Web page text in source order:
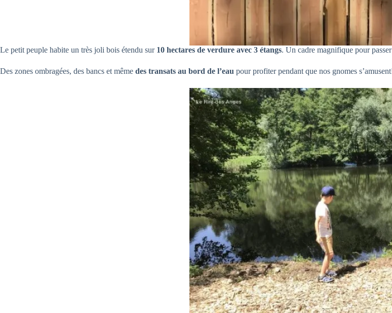
Le petit peuple habite un très joli bois étendu sur 10 hectares de verdure avec 3 étangs. Un cadre magnifique pour
Des zones ombragées, des bancs et même des transats au bord de l’eau pour profiter pendant que nos gnomes